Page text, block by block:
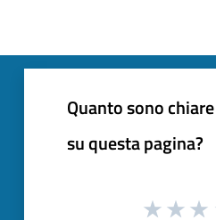
Quanto sono
su questa pagina?